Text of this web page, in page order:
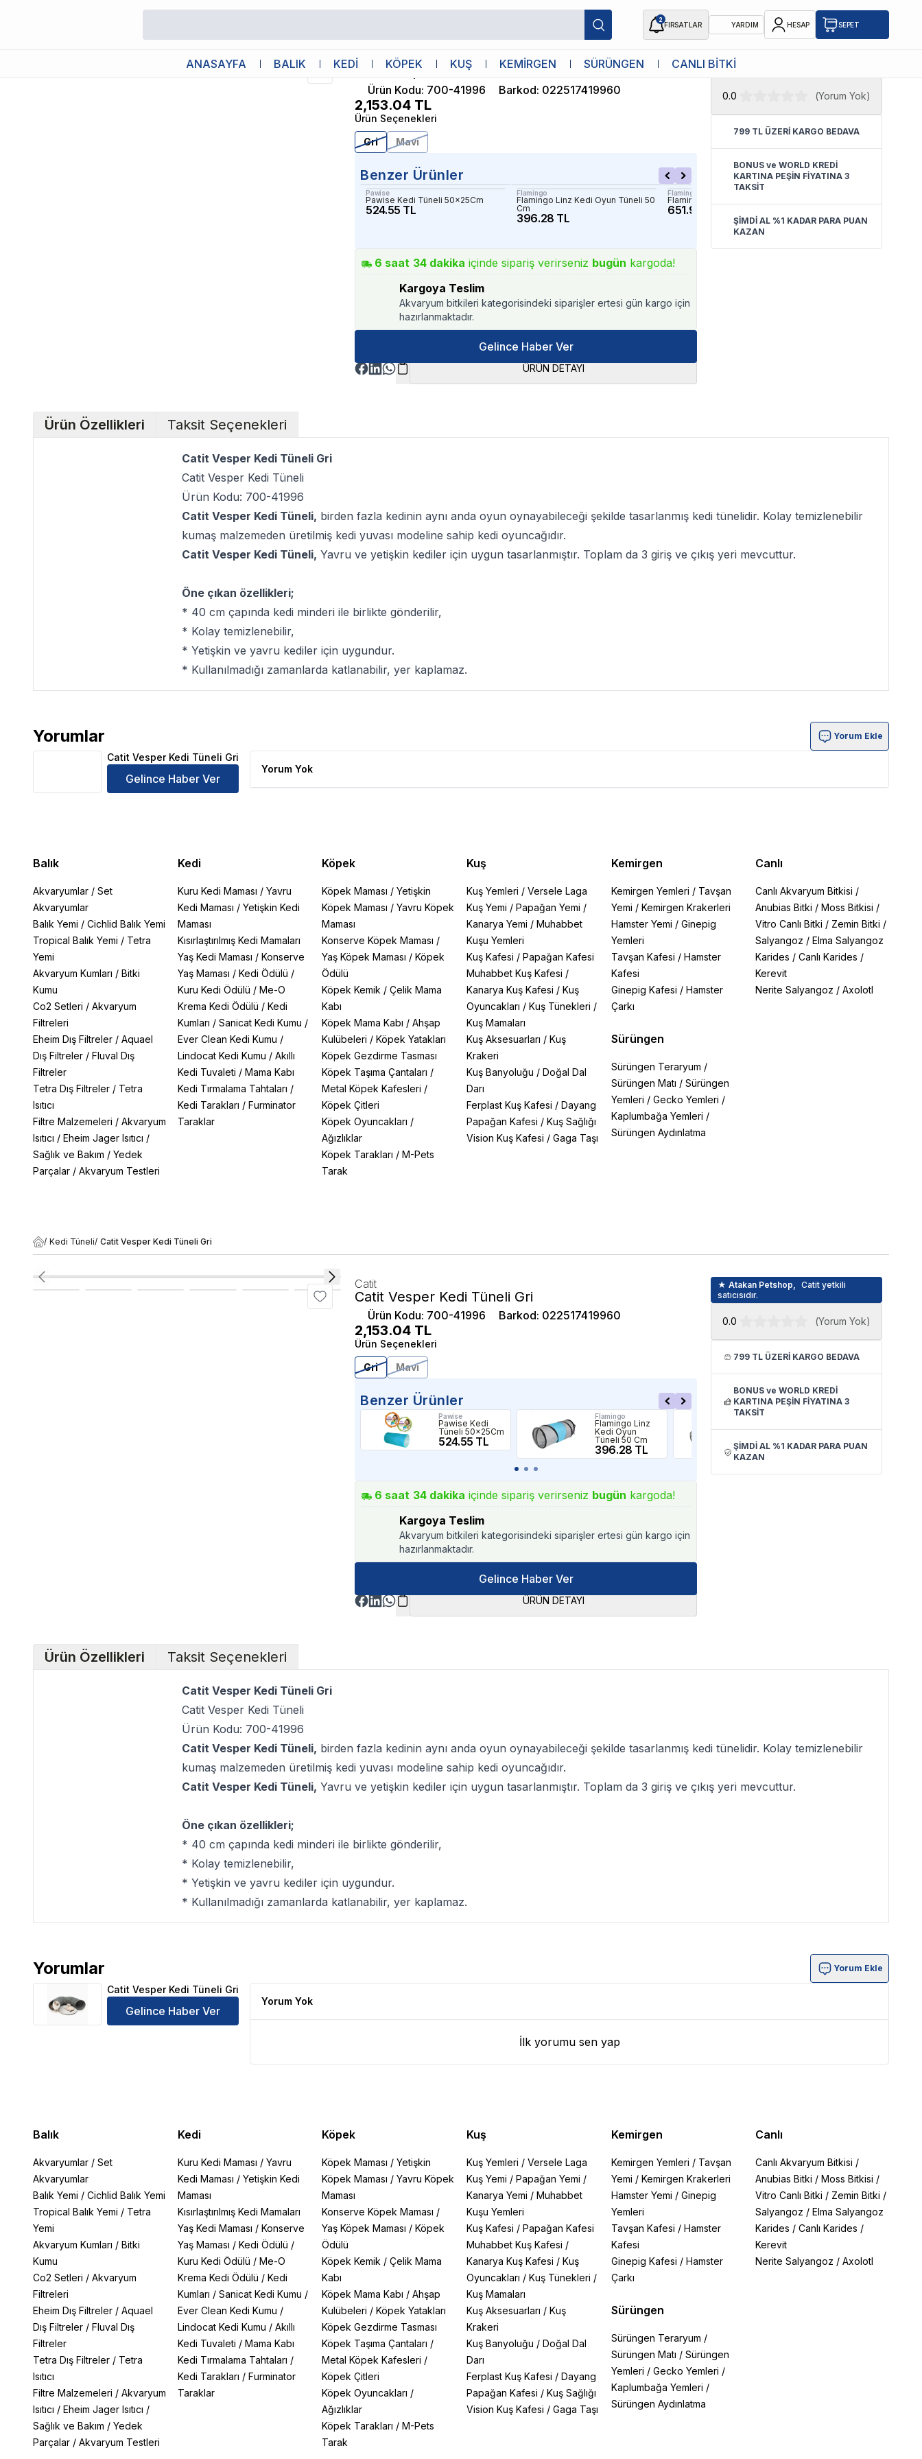
2
FIRSATLAR YARDIM HESAP SEPET
ANASAYFA BALIK KEDİ KÖPEK KUŞ KEMİRGEN SÜRÜNGEN CANLI BİTKİ
Catit
Catit Vesper Kedi Tüneli Gri
Ürün Kodu: 700-41996 Barkod: 022517419960
2,153.04 TL
Ürün Seçenekleri
Gri
Mavi
Benzer Ürünler
Pawise
Pawise Kedi Tüneli 50x25Cm
524.55 TL
Flamingo
Flamingo Linz Kedi Oyun Tüneli 50
Cm
396.28 TL
Flamingo
Flamingo Linz Kedi Tüneli 90cm
651.90 TL
720.12 TL
6 saat 34 dakika içinde sipariş verirseniz bugün kargoda!
Kargoya Teslim
Akvaryum bitkileri kategorisindeki siparişler ertesi gün kargo için
hazırlanmaktadır.
Gelince Haber Ver
ÜRÜN DETAYI
★ Atakan Petshop,
satıcısıdır.
0.0 (Yorum Yok)
799 TL ÜZERİ KARGO BEDAVA
BONUS ve WORLD KREDİ
KARTINA PEŞİN FİYATINA 3
TAKSİT
ŞİMDİ AL %1 KADAR PARA PUAN
KAZAN
Ürün Özellikleri Taksit Seçenekleri
Catit Vesper Kedi Tüneli Gri
Catit Vesper Kedi Tüneli
Ürün Kodu: 700-41996
Catit Vesper Kedi Tüneli, birden fazla kedinin aynı anda oyun oynayabileceği şekilde tasarlanmış kedi tünelidir. Kolay temizlenebilir
kumaş malzemeden üretilmiş kedi yuvası modeline sahip kedi oyuncağıdır.
Catit Vesper Kedi Tüneli, Yavru ve yetişkin kediler için uygun tasarlanmıştır. Toplam da 3 giriş ve çıkış yeri mevcuttur.
Öne çıkan özellikleri;
* 40 cm çapında kedi minderi ile birlikte gönderilir,
* Kolay temizlenebilir,
* Yetişkin ve yavru kediler için uygundur.
* Kullanılmadığı zamanlarda katlanabilir, yer kaplamaz.
Yorumlar
Catit Vesper Kedi Tüneli Gri Ürün Yorumları
Yorum Ekle
Catit Vesper Kedi Tüneli Gri
Gelince Haber Ver
Yorum Yok
Balık
Akvaryumlar / Set
Akvaryumlar
Balık Yemi / Cichlid Balık Yemi
Tropical Balık Yemi / Tetra
Yemi
Akvaryum Kumları / Bitki
Kumu
Co2 Setleri / Akvaryum
Filtreleri
Eheim Dış Filtreler / Aquael
Dış Filtreler / Fluval Dış
Filtreler
Tetra Dış Filtreler / Tetra
Isıtıcı
Filtre Malzemeleri / Akvaryum
Isıtıcı / Eheim Jager Isıtıcı /
Sağlık ve Bakım / Yedek
Parçalar / Akvaryum Testleri
Kedi
Kuru Kedi Maması / Yavru
Kedi Maması / Yetişkin Kedi
Maması
Kısırlaştırılmış Kedi Mamaları
Yaş Kedi Maması / Konserve
Yaş Maması / Kedi Ödülü /
Kuru Kedi Ödülü / Me-O
Krema Kedi Ödülü / Kedi
Kumları / Sanicat Kedi Kumu /
Ever Clean Kedi Kumu /
Lindocat Kedi Kumu / Akıllı
Kedi Tuvaleti / Mama Kabı
Kedi Tırmalama Tahtaları /
Kedi Tarakları / Furminator
Taraklar
Köpek
Köpek Maması /Yetişkin
Köpek Maması /Yavru Köpek
Maması
Konserve Köpek Maması /
Yaş Köpek Maması /Köpek
Ödülü
Köpek Kemik /Çelik Mama
Kabı
Köpek Mama Kabı /Ahşap
Kulübeleri /Köpek Yatakları
Köpek Gezdirme Tasması
Köpek Taşıma Çantaları /
Metal Köpek Kafesleri /
Köpek Çitleri
Köpek Oyuncakları /
Ağızlıklar
Köpek Tarakları /M-Pets
Tarak
Kuş
Kuş Yemleri / Versele Laga
Kuş Yemi / Papağan Yemi /
Kanarya Yemi / Muhabbet
Kuşu Yemleri
Kuş Kafesi / Papağan Kafesi
Muhabbet Kuş Kafesi /
Kanarya Kuş Kafesi / Kuş
Oyuncakları / Kuş Tünekleri /
Kuş Mamaları
Kuş Aksesuarları / Kuş
Krakeri
Kuş Banyoluğu / Doğal Dal
Darı
Ferplast Kuş Kafesi / Dayang
Papağan Kafesi / Kuş Sağlığı
Vision Kuş Kafesi / Gaga Taşı
Kemirgen
Kemirgen Yemleri / Tavşan
Yemi / Kemirgen Krakerleri
Hamster Yemi / Ginepig
Yemleri
Tavşan Kafesi / Hamster
Kafesi
Ginepig Kafesi / Hamster
Çarkı
Sürüngen
Sürüngen Teraryum /
Sürüngen Matı / Sürüngen
Yemleri / Gecko Yemleri /
Kaplumbağa Yemleri /
Sürüngen Aydınlatma
Canlı
Canlı Akvaryum Bitkisi /
Anubias Bitki /Moss Bitkisi /
Vitro Canlı Bitki / Zemin Bitki /
Salyangoz /Elma Salyangoz
Karides /Canlı Karides /
Kerevit
Nerite Salyangoz /Axolotl
/ Kedi Tüneli/ Catit Vesper Kedi Tüneli Gri
Catit
Catit Vesper Kedi Tüneli Gri
Ürün Kodu: 700-41996 Barkod: 022517419960
2,153.04 TL
Ürün Seçenekleri
Gri
Mavi
Benzer Ürünler
Pawise
Pawise Kedi
Tüneli 50x25Cm
524.55 TL
Flamingo
Flamingo Linz
Kedi Oyun
Tüneli 50 Cm
396.28 TL
Flamingo
Kedi Tüneli
90cm
651.90 TL
6 saat 34 dakika içinde sipariş verirseniz bugün kargoda!
Kargoya Teslim
Akvaryum bitkileri kategorisindeki siparişler ertesi gün kargo için
hazırlanmaktadır.
Gelince Haber Ver
ÜRÜN DETAYI
★ Atakan Petshop,
Catit yetkili
satıcısıdır.
0.0 (Yorum Yok)
799 TL ÜZERİ KARGO BEDAVA
BONUS ve WORLD KREDİ
KARTINA PEŞİN FİYATINA 3
TAKSİT
ŞİMDİ AL %1 KADAR PARA PUAN
KAZAN
Ürün Özellikleri Taksit Seçenekleri
Catit Vesper Kedi Tüneli Gri
Catit Vesper Kedi Tüneli
Ürün Kodu: 700-41996
Catit Vesper Kedi Tüneli, birden fazla kedinin aynı anda oyun oynayabileceği şekilde tasarlanmış kedi tünelidir. Kolay temizlenebilir
kumaş malzemeden üretilmiş kedi yuvası modeline sahip kedi oyuncağıdır.
Catit Vesper Kedi Tüneli, Yavru ve yetişkin kediler için uygun tasarlanmıştır. Toplam da 3 giriş ve çıkış yeri mevcuttur.
Öne çıkan özellikleri;
* 40 cm çapında kedi minderi ile birlikte gönderilir,
* Kolay temizlenebilir,
* Yetişkin ve yavru kediler için uygundur.
* Kullanılmadığı zamanlarda katlanabilir, yer kaplamaz.
Yorumlar
Catit Vesper Kedi Tüneli Gri Ürün Yorumları
Yorum Ekle
Catit Vesper Kedi Tüneli Gri
Gelince Haber Ver
Yorum Yok
İlk yorumu sen yap
Balık
Akvaryumlar / Set
Akvaryumlar
Balık Yemi / Cichlid Balık Yemi
Tropical Balık Yemi / Tetra
Yemi
Akvaryum Kumları / Bitki
Kumu
Co2 Setleri / Akvaryum
Filtreleri
Eheim Dış Filtreler / Aquael
Dış Filtreler / Fluval Dış
Filtreler
Tetra Dış Filtreler / Tetra
Isıtıcı
Filtre Malzemeleri / Akvaryum
Isıtıcı / Eheim Jager Isıtıcı /
Sağlık ve Bakım / Yedek
Parçalar / Akvaryum Testleri
Kedi
Kuru Kedi Maması / Yavru
Kedi Maması / Yetişkin Kedi
Maması
Kısırlaştırılmış Kedi Mamaları
Yaş Kedi Maması / Konserve
Yaş Maması / Kedi Ödülü /
Kuru Kedi Ödülü / Me-O
Krema Kedi Ödülü / Kedi
Kumları / Sanicat Kedi Kumu /
Ever Clean Kedi Kumu /
Lindocat Kedi Kumu / Akıllı
Kedi Tuvaleti / Mama Kabı
Kedi Tırmalama Tahtaları /
Kedi Tarakları / Furminator
Taraklar
Köpek
Köpek Maması /Yetişkin
Köpek Maması /Yavru Köpek
Maması
Konserve Köpek Maması /
Yaş Köpek Maması /Köpek
Ödülü
Köpek Kemik /Çelik Mama
Kabı
Köpek Mama Kabı /Ahşap
Kulübeleri /Köpek Yatakları
Köpek Gezdirme Tasması
Köpek Taşıma Çantaları /
Metal Köpek Kafesleri /
Köpek Çitleri
Köpek Oyuncakları /
Ağızlıklar
Köpek Tarakları /M-Pets
Tarak
Kuş
Kuş Yemleri / Versele Laga
Kuş Yemi / Papağan Yemi /
Kanarya Yemi / Muhabbet
Kuşu Yemleri
Kuş Kafesi / Papağan Kafesi
Muhabbet Kuş Kafesi /
Kanarya Kuş Kafesi / Kuş
Oyuncakları / Kuş Tünekleri /
Kuş Mamaları
Kuş Aksesuarları / Kuş
Krakeri
Kuş Banyoluğu / Doğal Dal
Darı
Ferplast Kuş Kafesi / Dayang
Papağan Kafesi / Kuş Sağlığı
Vision Kuş Kafesi / Gaga Taşı
Kemirgen
Kemirgen Yemleri / Tavşan
Yemi / Kemirgen Krakerleri
Hamster Yemi / Ginepig
Yemleri
Tavşan Kafesi / Hamster
Kafesi
Ginepig Kafesi / Hamster
Çarkı
Sürüngen
Sürüngen Teraryum /
Sürüngen Matı / Sürüngen
Yemleri / Gecko Yemleri /
Kaplumbağa Yemleri /
Sürüngen Aydınlatma
Canlı
Canlı Akvaryum Bitkisi /
Anubias Bitki /Moss Bitkisi /
Vitro Canlı Bitki / Zemin Bitki /
Salyangoz /Elma Salyangoz
Karides /Canlı Karides /
Kerevit
Nerite Salyangoz /Axolotl